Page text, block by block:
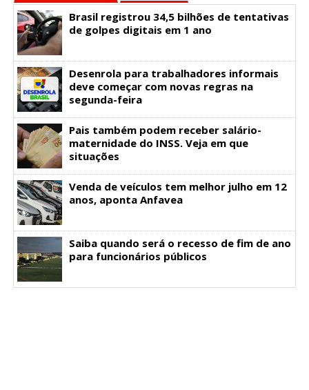
Brasil registrou 34,5 bilhões de tentativas
de golpes digitais em 1 ano
Desenrola para trabalhadores informais
deve começar com novas regras na
segunda-feira
Pais também podem receber salário-
maternidade do INSS. Veja em que
situações
Venda de veículos tem melhor julho em 12
anos, aponta Anfavea
Saiba quando será o recesso de fim de ano
para funcionários públicos